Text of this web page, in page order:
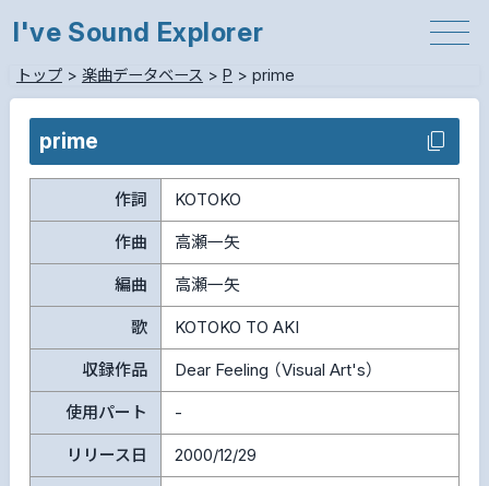
I've Sound Explorer
トップ> 楽曲データベース > P > prime
prime
作詞 KOTOKO
作曲 高瀬一矢
編曲 高瀬一矢
歌 KOTOKO TO AKI
収録作品 Dear Feeling （Visual Art's）
使用パート -
リリース日 2000/12/29